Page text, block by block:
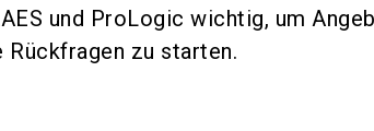
und ProLogic wichtig, um
zu starten.